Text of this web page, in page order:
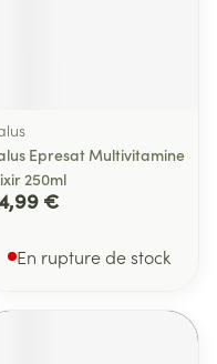
Epresat Multivitamine
250ml
€
En rupture de stock